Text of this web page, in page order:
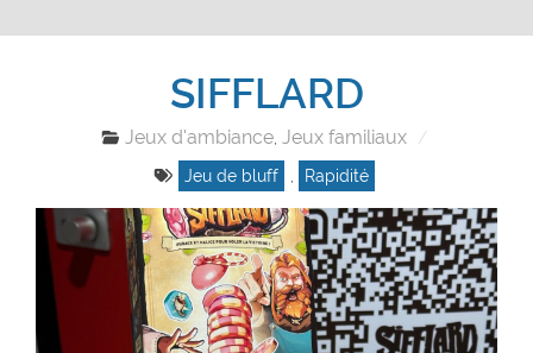
SIFFLARD
Jeux d'ambiance,Jeux familiaux
Jeu de bluff , Rapidité